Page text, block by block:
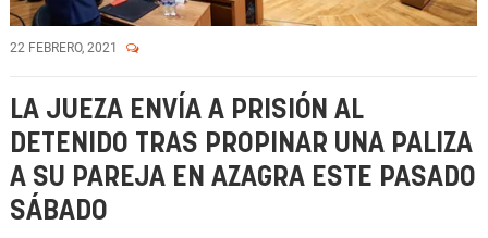
22 FEBRERO, 2021
LA JUEZA ENVÍA A PRISIÓN AL
DETENIDO TRAS PROPINAR UNA PALIZA
A SU PAREJA EN AZAGRA ESTE PASADO
SÁBADO